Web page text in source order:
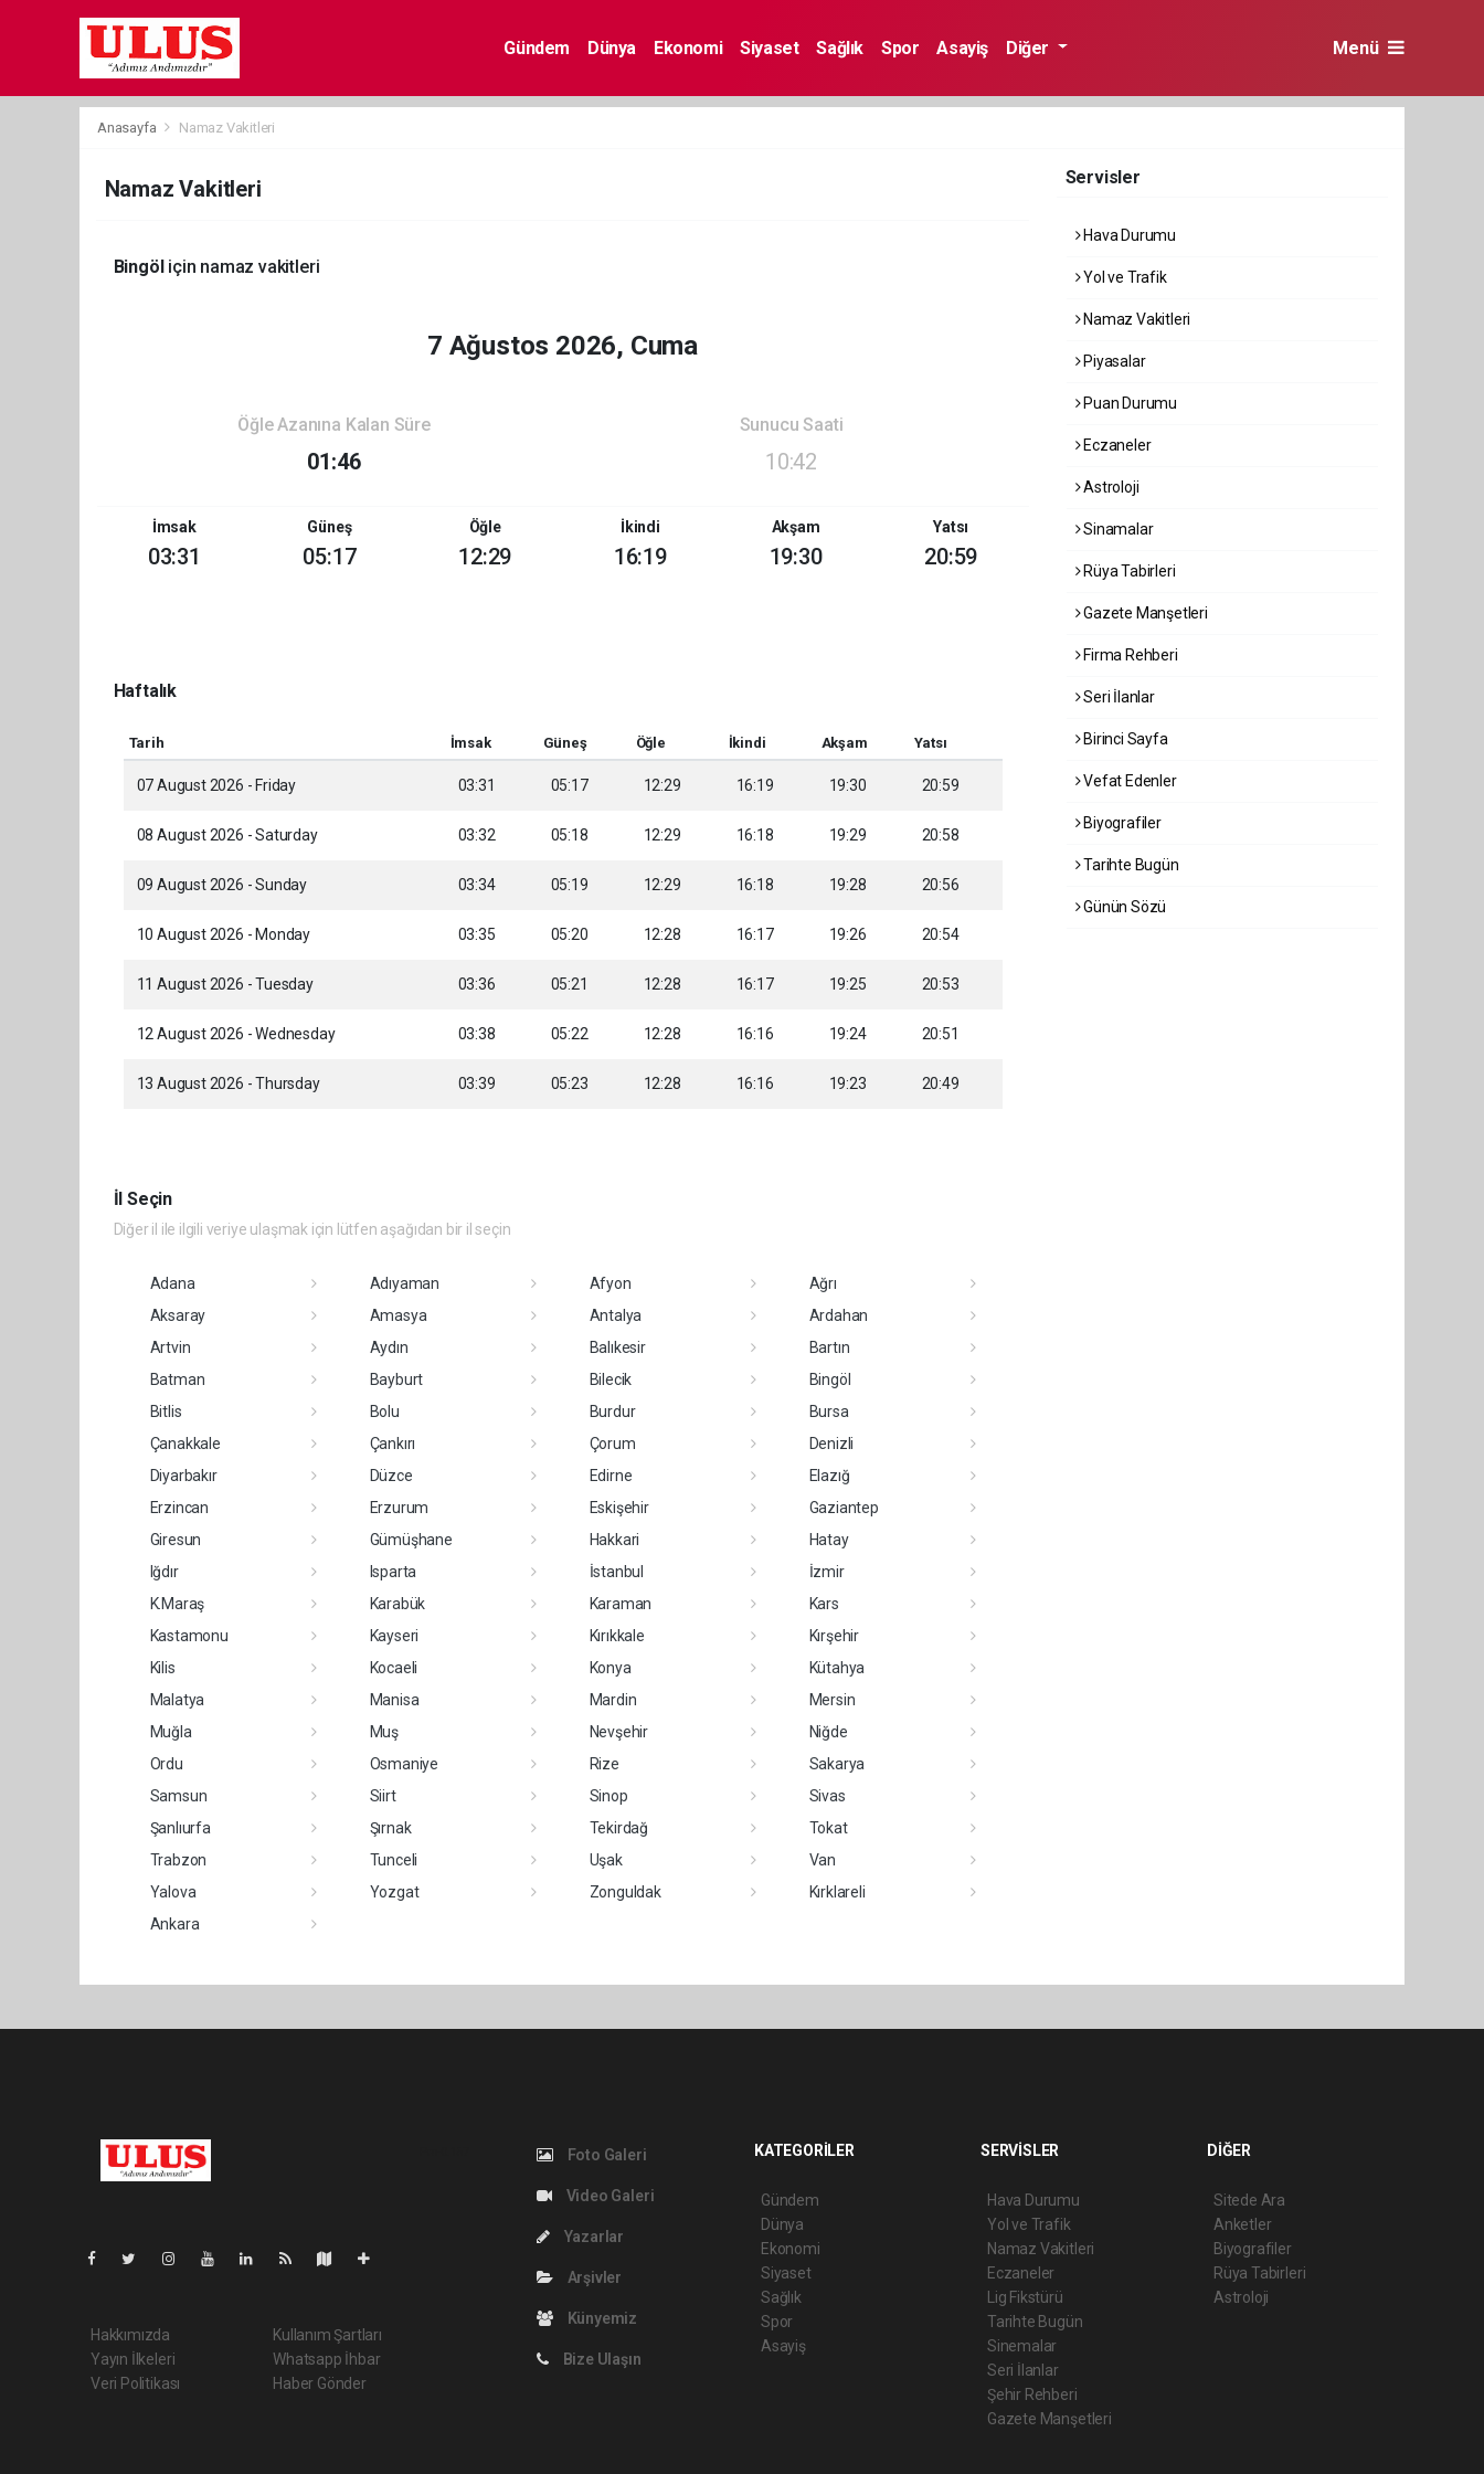
Gündem Dünya Ekonomi Siyaset Sağlık Spor Asayiş Diğer Menü
Anasayfa Namaz Vakitleri
Namaz Vakitleri
Bingöliçin namaz vakitleri
7 Ağustos 2026, Cuma
Öğle Azanına Kalan Süre
01:46
Sunucu Saati
10:42
İmsak
03:31
Güneş
05:17
Öğle
12:29
İkindi
16:19
Akşam
19:30
Yatsı
20:59
Haftalık
Tarih İmsak Güneş Öğle İkindi Akşam Yatsı
07 August 2026 - Friday 03:31 05:17 12:29 16:19 19:30 20:59
08 August 2026 - Saturday 03:32 05:18 12:29 16:18 19:29 20:58
09 August 2026 - Sunday 03:34 05:19 12:29 16:18 19:28 20:56
10 August 2026 - Monday 03:35 05:20 12:28 16:17 19:26 20:54
11 August 2026 - Tuesday 03:36 05:21 12:28 16:17 19:25 20:53
12 August 2026 - Wednesday 03:38 05:22 12:28 16:16 19:24 20:51
13 August 2026 - Thursday 03:39 05:23 12:28 16:16 19:23 20:49
İl Seçin
Diğer il ile ilgili veriye ulaşmak için lütfen aşağıdan bir il seçin
Adana Adıyaman Afyon
Ağrı
Aksaray
Amasya Antalya
Ardahan
Artvin
Aydın Balıkesir
Bartın
Batman
Bayburt Bilecik
Bingöl
Bitlis
Bolu Burdur
Bursa
Çanakkale
Çankırı Çorum
Denizli
Diyarbakır
Düzce Edirne
Elazığ
Erzincan
Erzurum Eskişehir
Gaziantep
Giresun
Gümüşhane Hakkari
Hatay
Iğdır
Isparta İstanbul
İzmir
K.Maraş
Karabük Karaman
Kars
Kastamonu
Kayseri Kırıkkale
Kırşehir
Kilis
Kocaeli Konya
Kütahya
Malatya
Manisa Mardin
Mersin
Muğla
Muş Nevşehir
Niğde
Ordu
Osmaniye Rize
Sakarya
Samsun
Siirt Sinop
Sivas
Şanlıurfa
Şırnak Tekirdağ
Tokat
Trabzon
Tunceli Uşak
Van
Yalova
Yozgat Zonguldak
Kırklareli
Ankara
Servisler
Hava Durumu
Yol ve Trafik
Namaz Vakitleri
Piyasalar
Puan Durumu
Eczaneler
Astroloji
Sinamalar
Rüya Tabirleri
Gazete Manşetleri
Firma Rehberi
Seri İlanlar
Birinci Sayfa
Vefat Edenler
Biyografiler
Tarihte Bugün
Günün Sözü
Hakkımızda
Yayın İlkeleri
Veri Politikası
Kullanım Şartları
Whatsapp İhbar
Haber Gönder
Foto Galeri
Video Galeri
Yazarlar
Arşivler
Künyemiz
Bize Ulaşın
KATEGORİLER
Gündem
Dünya
Ekonomi
Siyaset
Sağlık
Spor
Asayiş
SERVİSLER
Hava Durumu
Yol ve Trafik
Namaz Vakitleri
Eczaneler
Lig Fikstürü
Tarihte Bugün
Sinemalar
Seri İlanlar
Şehir Rehberi
Gazete Manşetleri
DİĞER
Sitede Ara
Anketler
Biyografiler
Rüya Tabirleri
Astroloji